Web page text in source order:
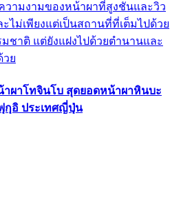
วามงามของหน้าผาที่สูงชันและวิว
ไม่เพียงแต่เป็นสถานที่ที่เต็มไปด้วย
ชาติ แต่ยังแฝงไปด้วยตำนานและ
วย
าผาโทจินโบ สุดยอดหน้าผาหินบะ
กุอิ ประเทศญี่ปุ่น